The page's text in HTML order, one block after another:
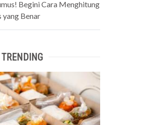
Begini Cara Menghitung
yang Benar